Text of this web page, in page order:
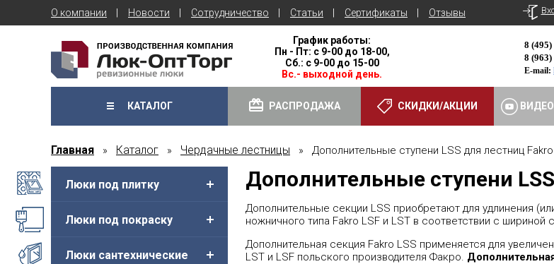
О компании Новости Сотрудничество Статьи Сертификаты Отзывы
График работы:
Пн - Пт: с 9-00 до 18-00,
Сб.: с 9-00 до 15-00
Вс.- выходной день.
8 (495)
8 (963)
E-mail:
КАТАЛОГ РАСПРОДАЖА СКИДКИ/АКЦИИ ВИДЕО
Главная » Каталог » Чердачные лестницы » Дополнительные ступени LSS для лестниц
Люки под плитку
Люки под покраску
Люки сантехнические
Дополнительные ступени
Дополнительные секции LSS приобретают для удлинения
ножничного типа Fakro LSF и LST в соответствии с шириной
Дополнительная секция Fakro LSS применяется для
LST и LSF польского производителя Факро.